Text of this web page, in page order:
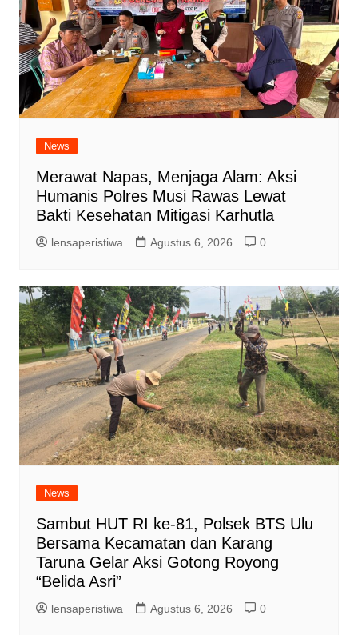
News
Merawat Napas, Menjaga Alam: Aksi
Humanis Polres Musi Rawas Lewat
Bakti Kesehatan Mitigasi Karhutla
lensaperistiwa Agustus 6, 2026 0
News
Sambut HUT RI ke-81, Polsek BTS Ulu
Bersama Kecamatan dan Karang
Taruna Gelar Aksi Gotong Royong
“Belida Asri”
lensaperistiwa Agustus 6, 2026 0